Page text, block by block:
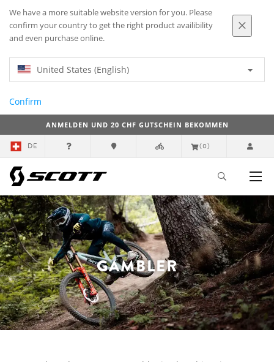
We have a more suitable website version for you. Please
confirm your country to get the right product availibility
and even purchase online.
United States (English)
Confirm
ANMELDEN UND 20 CHF GUTSCHEIN BEKOMMEN
DE (0)
GAMBLER